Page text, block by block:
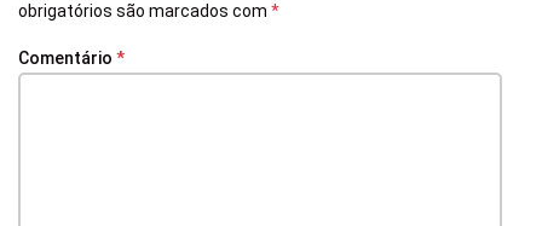
obrigatórios são marcados com *
Comentário *